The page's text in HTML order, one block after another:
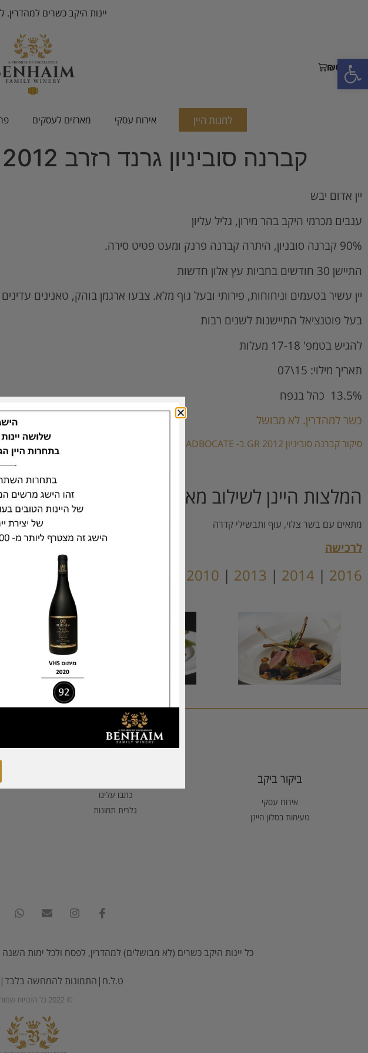
פתח סרגל נגישות
יינות היקב כשרים למהדרין.
₪0.00
לחנות היין אירוח עסקי מארזים לעסקים
קברנה סוביניון גרנד רזרב 2012
יין אדום יבש
ענבים מכרמי היקב בהר מירון, גליל עליון
90% קברנה סובניון, היתרה קברנה פרנק ומעט פטיט סירה.
התיישן 30 חודשים בחביות עץ אלון חדשות
יין עשיר בטעמים וניחוחות, פירותי ובעל גוף מלא. צבעו ארגמן בוהק, טאנינים
בעל פוטנציאל התיישנות לשנים רבות
להגיש בטמפ' 17-18 מעלות
תאריך מילוי: 15\07
13.5% כהל בנפח
כשר למהדרין. לא מבושל
סיקור קברנה סוביניון GR 2012 ב- WINE ADBOCATE – רוברט פארקר
המלצות היינן לשילוב מאכלים
מתאים עם בשר צלוי, עוף ותבשילי קדרה
לרכישה
2016
|
2014
|
2013
|
2010
ביקור ביקב
אירוח עסקי
טעימות בסלון היינן
כתבו עלינו
גלרית תמונות
כל יינות היקב כשרים (לא מבושלים) למהדרין, לפסח ולכל ימות
ט.ל.ח|התמונות להמחשה
© 2022 כל הזכויות שמורות